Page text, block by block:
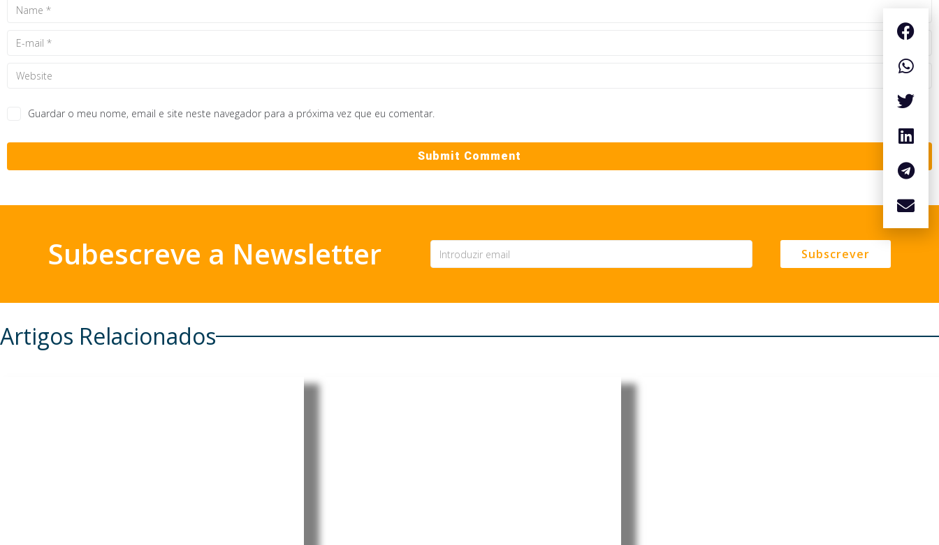
Guardar o meu nome, email e site neste navegador para a próxima vez que eu comentar.
Subescreve a Newsletter Subscrever
Artigos Relacionados